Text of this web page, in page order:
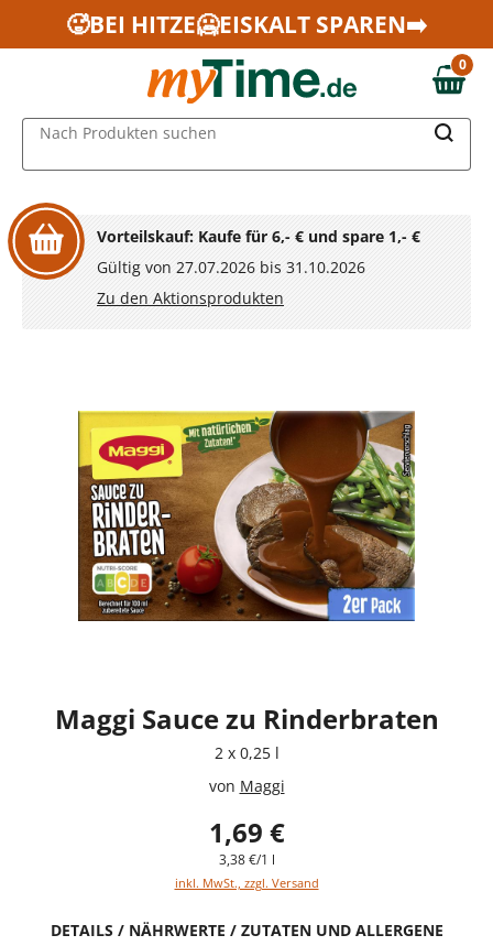
Zum Hauptinhalt springen
Zur Navigation springen
Zur Suche springen
🥵BEI HITZE🥶EISKALT SPAREN➡️
0,00 €
0
Nach Produkten suchen
Vorteilskauf: Kaufe für 6,- € und spare 1,- €
Gültig von 27.07.2026 bis 31.10.2026
Zu den Aktionsprodukten
Maggi Sauce zu Rinderbraten
2 x 0,25 l
von Maggi
1,69 €
3,38 €/1 l
inkl. MwSt., zzgl. Versand
DETAILS / NÄHRWERTE / ZUTATEN UND ALLERGENE